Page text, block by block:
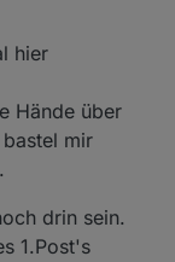
hier
Hände über
mir
drin sein.
1.Post's